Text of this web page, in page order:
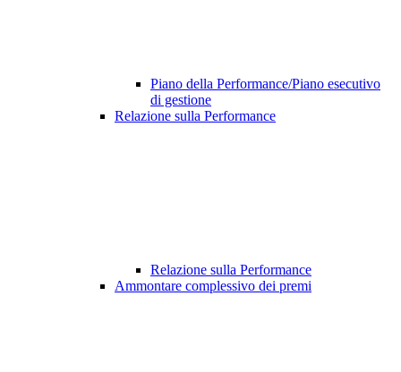
Piano della Performance/Piano esecutivo
di gestione
Relazione sulla Performance
Relazione sulla Performance
Ammontare complessivo dei premi